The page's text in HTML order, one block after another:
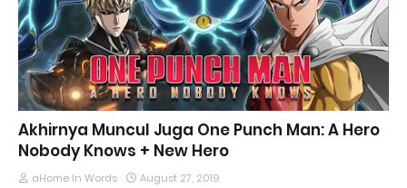
Akhirnya Muncul Juga One Punch Man: A Hero
Nobody Knows + New Hero
aHome In Words August 27, 2019